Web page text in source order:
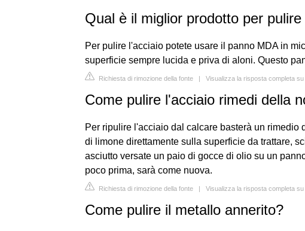
Qual è il miglior prodotto per
Per pulire l'acciaio potete usare il panno MDA in
superficie sempre lucida e priva di aloni. Questo
Richiesta di rimozione della fonte | Visualizza la risposta completa su
Come pulire l'acciaio rimedi della
Per ripulire l'acciaio dal calcare basterà un
di limone direttamente sulla superficie da trattare,
asciutto versate un paio di gocce di olio su un
poco prima, sarà come nuova.
Richiesta di rimozione della fonte | Visualizza la risposta completa
Come pulire il metallo annerito?